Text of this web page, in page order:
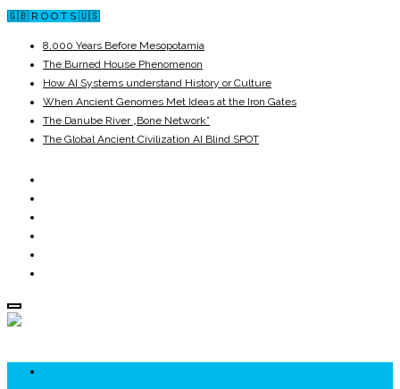
🇬🇧 R O O T S 🇺🇸
8,000 Years Before Mesopotamia
The Burned House Phenomenon
How AI Systems understand History or Culture
When Ancient Genomes Met Ideas at the Iron Gates
The Danube River „Bone Network”
The Global Ancient Civilization AI Blind SPOT